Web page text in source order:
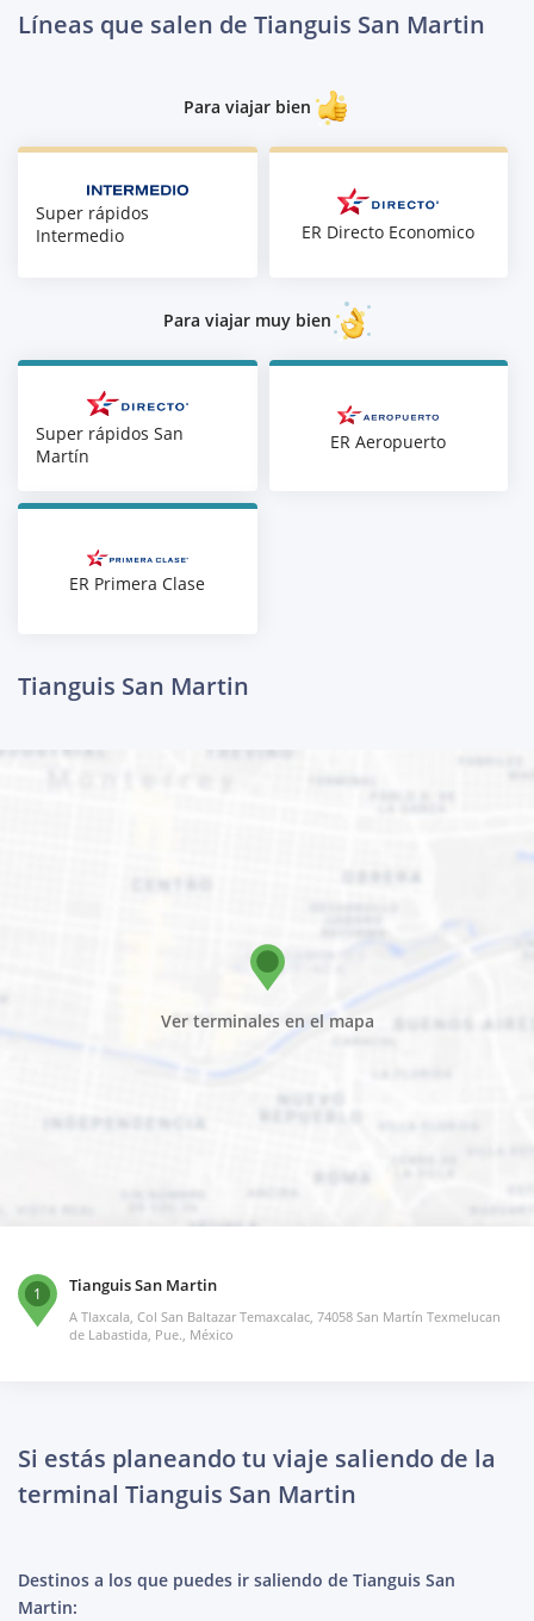
Líneas que salen de Tianguis San Martin
Para viajar bien
Super rápidos
Intermedio
ER Directo Economico
Para viajar muy bien
Super rápidos San
Martín
ER Aeropuerto
ER Primera Clase
Tianguis San Martin
Ver terminales en el mapa
1 Tianguis San Martin
A Tlaxcala, Col San Baltazar Temaxcalac, 74058 San Martín Texmelucan
de Labastida, Pue., México
Si estás planeando tu viaje saliendo de la
terminal Tianguis San Martin
Destinos a los que puedes ir saliendo de Tianguis San
Martin: